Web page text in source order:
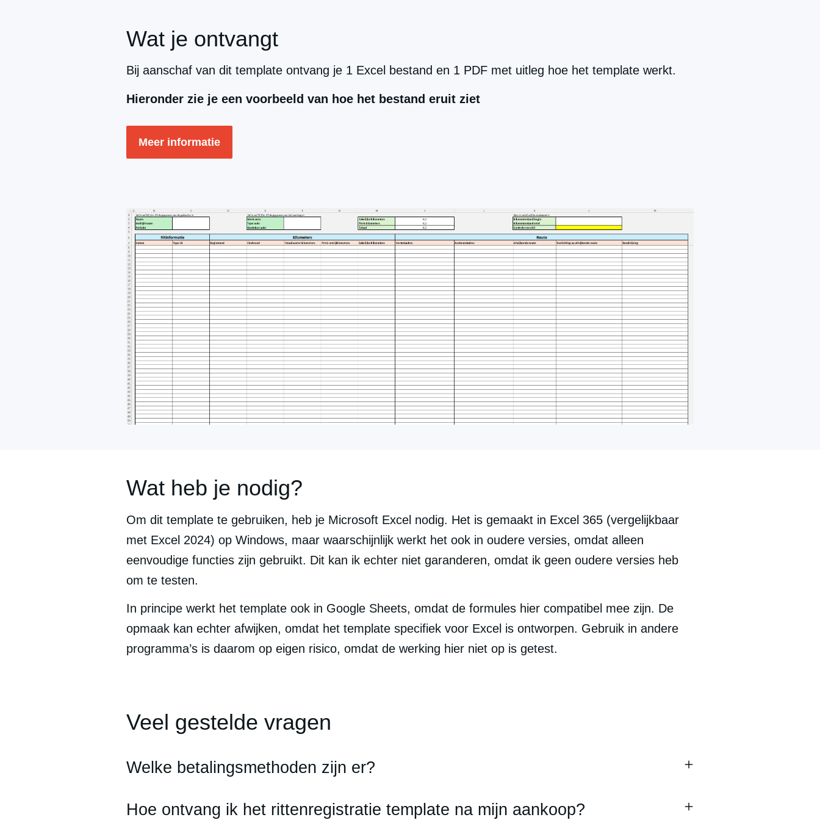
Wat je ontvangt
Bij aanschaf van dit template ontvang je 1 Excel bestand en 1 PDF met uitleg hoe het template werkt.
Hieronder zie je een voorbeeld van hoe het bestand eruit ziet
Meer informatie
Wat heb je nodig?
Om dit template te gebruiken, heb je Microsoft Excel nodig. Het is gemaakt in Excel 365 (vergelijkbaar
met Excel 2024) op Windows, maar waarschijnlijk werkt het ook in oudere versies, omdat alleen
eenvoudige functies zijn gebruikt. Dit kan ik echter niet garanderen, omdat ik geen oudere versies heb
om te testen.
In principe werkt het template ook in Google Sheets, omdat de formules hier compatibel mee zijn. De
opmaak kan echter afwijken, omdat het template specifiek voor Excel is ontworpen. Gebruik in andere
programma’s is daarom op eigen risico, omdat de werking hier niet op is getest.
Veel gestelde vragen
Welke betalingsmethoden zijn er?
Hoe ontvang ik het rittenregistratie template na mijn aankoop?